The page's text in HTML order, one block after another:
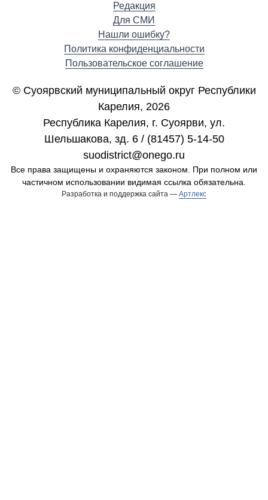
Редакция
Для СМИ
Нашли ошибку?
Политика конфиденциальности
Пользовательское соглашение
© Суоярвский муниципальный округ Республики
Карелия, 2026
Республика Карелия, г. Cуоярви, ул.
Шельшакова, зд. 6 / (81457) 5-14-50
suodistrict@onego.ru
Все права защищены и охраняются законом. При полном или
частичном использовании видимая ссылка обязательна.
Разработка и поддержка сайта — Артлекс